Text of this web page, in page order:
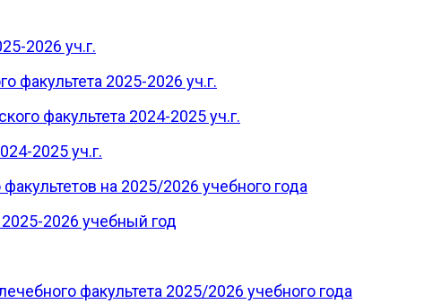
2026 уч.г.
факультета 2025-2026 уч.г.
факультета 2024-2025 уч.г.
2025 уч.г.
на 2025/2026 учебного года
2026 учебный год
факультета 2025/2026 учебного года